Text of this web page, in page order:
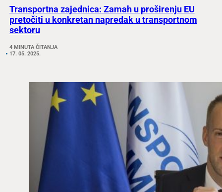
Transportna zajednica: Zamah u proširenju EU
pretočiti u konkretan napredak u transportnom
sektoru
4 MINUTA ČITANJA
17. 05. 2025.